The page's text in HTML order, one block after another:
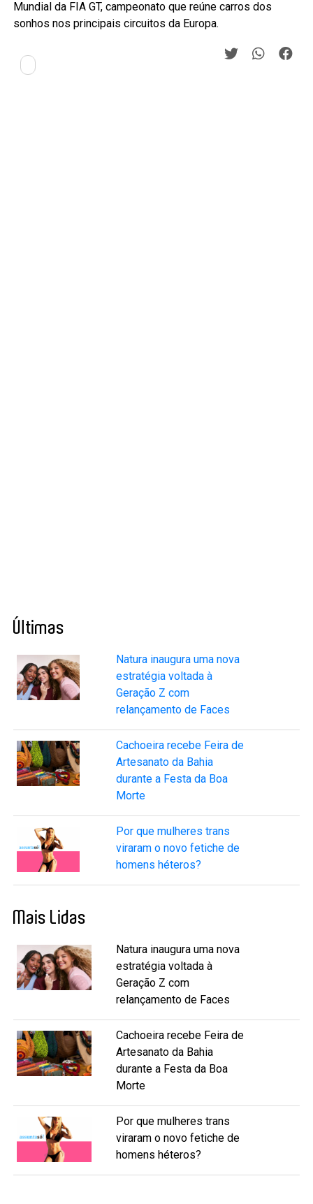
Mundial da FIA GT, campeonato que reúne carros dos
sonhos nos principais circuitos da Europa.
Últimas
Natura inaugura uma nova
estratégia voltada à
Geração Z com
relançamento de Faces
Cachoeira recebe Feira de
Artesanato da Bahia
durante a Festa da Boa
Morte
Por que mulheres trans
viraram o novo fetiche de
homens héteros?
Mais Lidas
Natura inaugura uma nova
estratégia voltada à
Geração Z com
relançamento de Faces
Cachoeira recebe Feira de
Artesanato da Bahia
durante a Festa da Boa
Morte
Por que mulheres trans
viraram o novo fetiche de
homens héteros?